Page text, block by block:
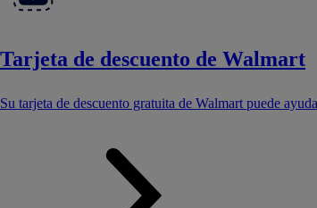
Tarjeta de descuento de Walmart
Su tarjeta de descuento gratuita de Walmart puede